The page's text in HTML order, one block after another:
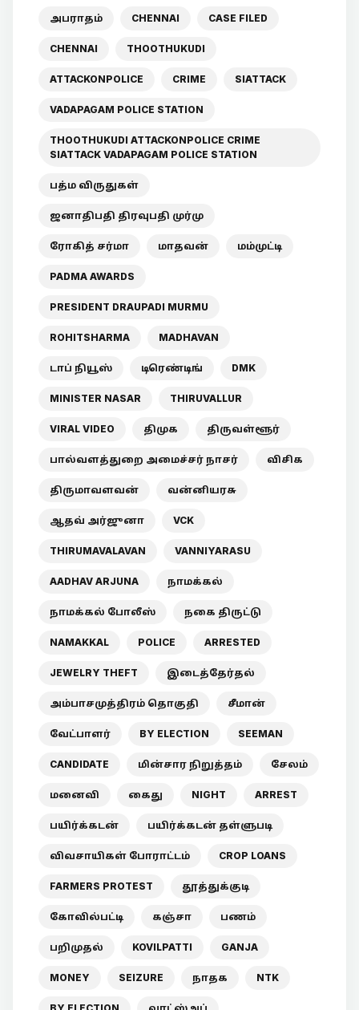
அபராதம் CHENNAI CASE FILED
CHENNAI THOOTHUKUDI
ATTACKONPOLICE CRIME SIATTACK
VADAPAGAM POLICE STATION
THOOTHUKUDI ATTACKONPOLICE CRIME
SIATTACK VADAPAGAM POLICE STATION
பத்ம விருதுகள்
ஜனாதிபதி திரவுபதி முர்மு
ரோகித் சர்மா மாதவன் மம்முட்டி
PADMA AWARDS
PRESIDENT DRAUPADI MURMU
ROHITSHARMA MADHAVAN
டாப் நியூஸ் டிரெண்டிங் DMK
MINISTER NASAR THIRUVALLUR
VIRAL VIDEO திமுக திருவள்ளூர்
பால்வளத்துறை அமைச்சர் நாசர் விசிக
திருமாவளவன் வன்னியரசு
ஆதவ் அர்ஜுனா VCK
THIRUMAVALAVAN VANNIYARASU
AADHAV ARJUNA நாமக்கல்
நாமக்கல் போலீஸ் நகை திருட்டு
NAMAKKAL POLICE ARRESTED
JEWELRY THEFT இடைத்தேர்தல்
அம்பாசமுத்திரம் தொகுதி சீமான்
வேட்பாளர் BY ELECTION SEEMAN
CANDIDATE மின்சார நிறுத்தம் சேலம்
மனைவி கைது NIGHT ARREST
பயிர்க்கடன் பயிர்க்கடன் தள்ளுபடி
விவசாயிகள் போராட்டம் CROP LOANS
FARMERS PROTEST தூத்துக்குடி
கோவில்பட்டி கஞ்சா பணம்
பறிமுதல் KOVILPATTI GANJA
MONEY SEIZURE நாதக NTK